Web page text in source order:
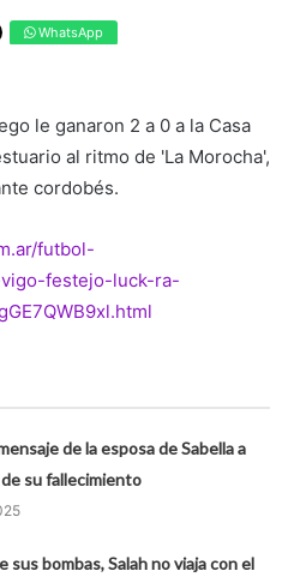
WhatsApp
le ganaron 2 a 0 a la Casa
al ritmo de 'La Morocha',
cordobés.
futbol-
festejo-luck-ra-
de la esposa de Sabella a
su fallecimiento
sus bombas, Salah no viaja con el